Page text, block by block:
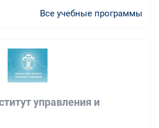
Все учебные программы
управления и